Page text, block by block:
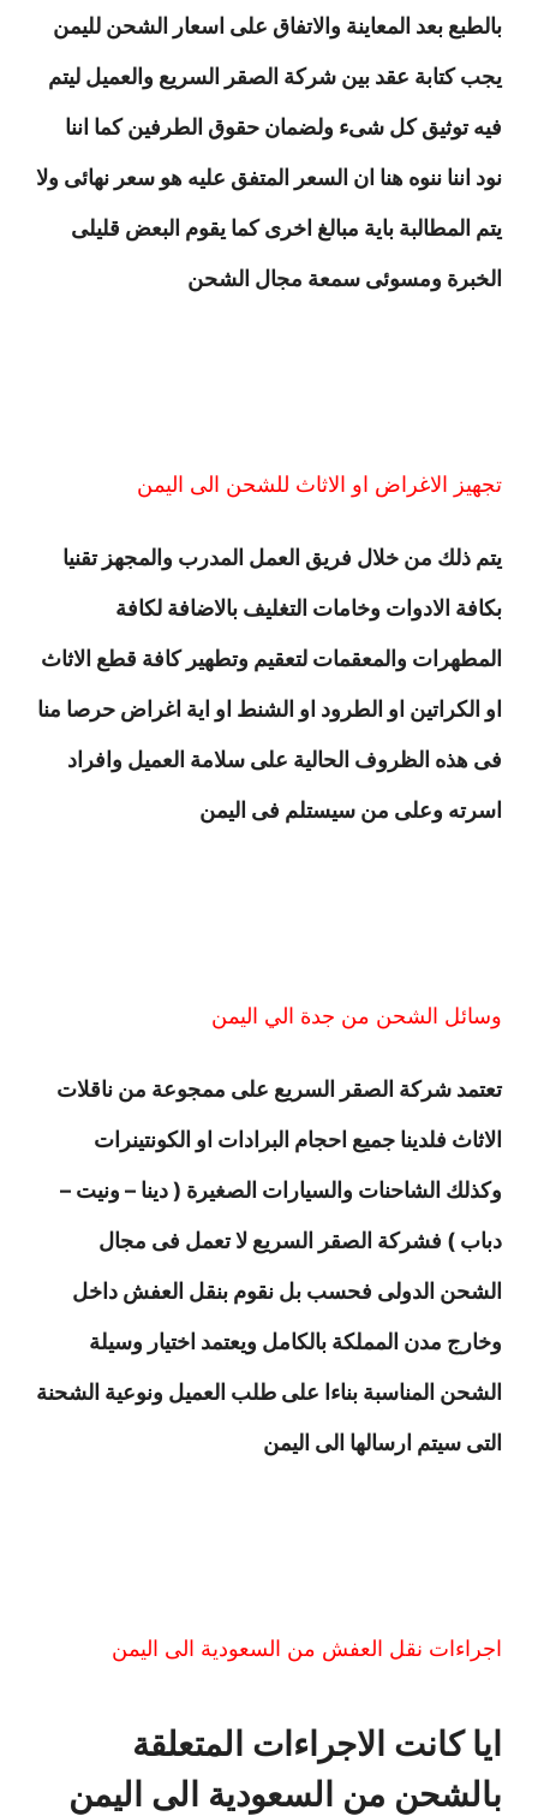
بالطبع بعد المعاينة والاتفاق على اسعار الشحن لليمن
يجب كتابة عقد بين شركة الصقر السريع والعميل ليتم
فيه توثيق كل شىء ولضمان حقوق الطرفين كما اننا
نود اننا ننوه هنا ان السعر المتفق عليه هو سعر نهائى ولا
يتم المطالبة باية مبالغ اخرى كما يقوم البعض قليلى
الخبرة ومسوئى سمعة مجال الشحن
تجهيز الاغراض او الاثاث للشحن الى اليمن
يتم ذلك من خلال فريق العمل المدرب والمجهز تقنيا
بكافة الادوات وخامات التغليف بالاضافة لكافة
المطهرات والمعقمات لتعقيم وتطهير كافة قطع الاثاث
او الكراتين او الطرود او الشنط او اية اغراض حرصا منا
فى هذه الظروف الحالية على سلامة العميل وافراد
اسرته وعلى من سيستلم فى اليمن
وسائل الشحن من جدة الي اليمن
تعتمد شركة الصقر السريع على ممجوعة من ناقلات
الاثاث فلدينا جميع احجام البرادات او الكونتينرات
وكذلك الشاحنات والسيارات الصغيرة ( دينا – ونيت –
دباب ) فشركة الصقر السريع لا تعمل فى مجال
الشحن الدولى فحسب بل نقوم بنقل العفش داخل
وخارج مدن المملكة بالكامل ويعتمد اختيار وسيلة
الشحن المناسبة بناءا على طلب العميل ونوعية الشحنة
التى سيتم ارسالها الى اليمن
اجراءات نقل العفش من السعودية الى اليمن
ايا كانت الاجراءات المتعلقة
بالشحن من السعودية الى اليمن